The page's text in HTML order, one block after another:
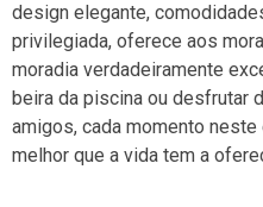
design elegante,
privilegiada, oferece aos
moradia verdadeiramente
beira da piscina ou desfrutar
amigos, cada momento
melhor que a vida tem a